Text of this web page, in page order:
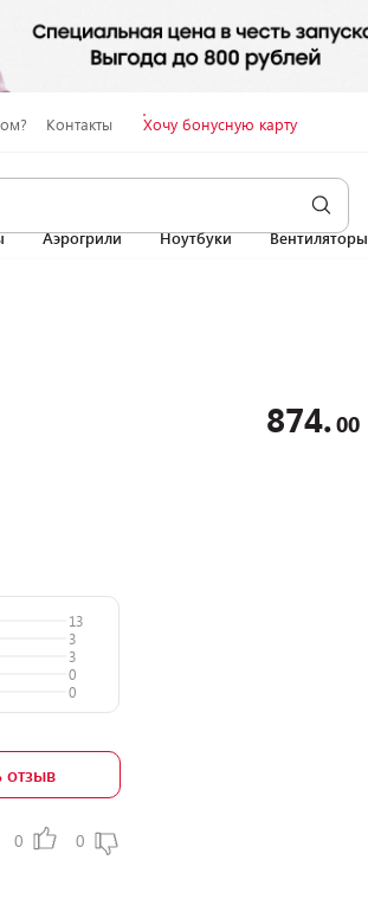
Контакты Хочу бонусную карту
Аэрогрили Ноутбуки Вентиляторы
874.00
13
3
3
0
0
отзыв
0 0